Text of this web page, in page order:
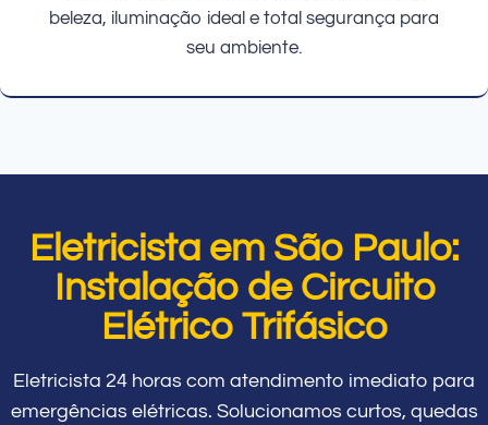
beleza, iluminação ideal e total segurança para
seu ambiente.
Eletricista em São Paulo:
Instalação de Circuito
Elétrico Trifásico
Eletricista 24 horas com atendimento imediato para
emergências elétricas. Solucionamos curtos, quedas